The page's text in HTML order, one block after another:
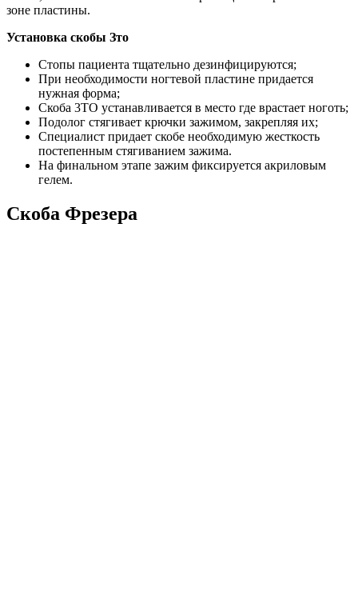
зоне пластины.
Установка скобы Зто
Стопы пациента тщательно дезинфицируются;
При необходимости ногтевой пластине придается
нужная форма;
Скоба 3ТО устанавливается в место где врастает ноготь;
Подолог стягивает крючки зажимом, закрепляя их;
Специалист придает скобе необходимую жесткость
постепенным стягиванием зажима.
На финальном этапе зажим фиксируется акриловым
гелем.
Скоба Фрезера